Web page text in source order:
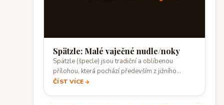
Spätzle: Malé vaječné nudle/noky
Spätzle (špecle) jsou tradiční a oblíbenou
přílohou, která pochází především z jižního
Německa (Švábsko…
ČÍST VÍCE